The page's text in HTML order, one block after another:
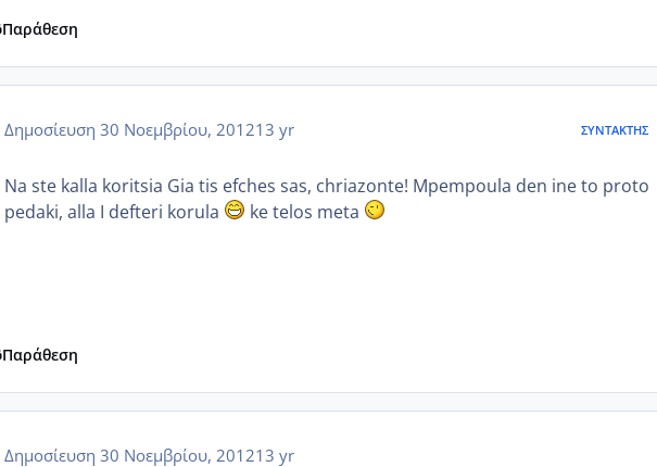
Παράθεση
Δημοσίευση 30 Νοεμβρίου, 201213 yr ΣΥΝΤΆΚΤΗΣ
Na ste kalla koritsia Gia tis efches sas, chriazonte! Mpempoula den ine to proto
pedaki, alla I defteri korula
ke telos meta
Παράθεση
Δημοσίευση 30 Νοεμβρίου, 201213 yr